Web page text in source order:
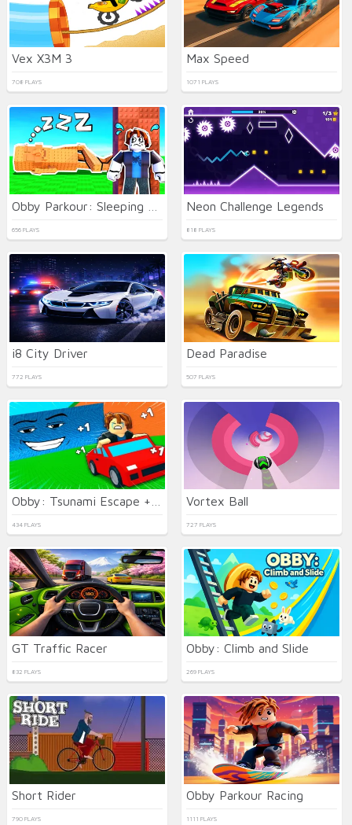
Vex X3M 3
708 PLAYS
Max Speed
1071 PLAYS
656 PLAYS
Neon Challenge Legends
818 PLAYS
i8 City Driver
772 PLAYS
Dead Paradise
507 PLAYS
434 PLAYS
Vortex Ball
727 PLAYS
GT Traffic Racer
832 PLAYS
Obby: Climb and Slide
269 PLAYS
Short Rider
790 PLAYS
Obby Parkour Racing
1111 PLAYS